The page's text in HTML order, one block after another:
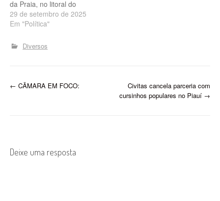
da Praia, no litoral do
Piauí, poderá realizar
novas eleições para
de todos os parlamentares
eleitos pelo Solidariedade
Zona, em Luís Correia,
29 de setembro de 2025
Em "Política"
Diversos
P
n
← CÃMARA EM FOCO:
Civitas cancela parceria com
cursinhos populares no Piauí →
Deixe uma resposta